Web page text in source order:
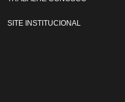
SITE INSTITUCIONAL